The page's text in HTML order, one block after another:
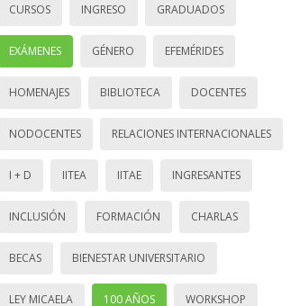
CURSOS INGRESO GRADUADOS
EXÁMENES GÉNERO EFEMÉRIDES
HOMENAJES BIBLIOTECA DOCENTES
NODOCENTES RELACIONES INTERNACIONALES
I + D IITEA IITAE INGRESANTES
INCLUSIÓN FORMACIÓN CHARLAS
BECAS BIENESTAR UNIVERSITARIO
LEY MICAELA 100 AÑOS WORKSHOP